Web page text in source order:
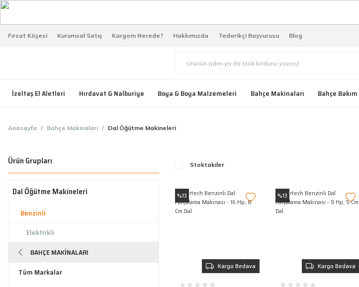
Fırsat Köşesi Kurumsal Satış Kargom Nerede? Hakkımızda Tedarikçi Başvurusu Blog
İzeltaş El Aletleri Hırdavat & Nalburiye Boya & Boya Malzemeleri Bahçe Makinaları Bahçe Bakım
Anasayfa Bahçe Makinaları Dal Öğütme Makineleri
Ürün Grupları
Dal Öğütme Makineleri
Benzinli
Elektrikli
BAHÇE MAKINALARI
Tüm Markalar
Stoktakiler
%13
Kargo Bedava
%13
Kargo Bedava